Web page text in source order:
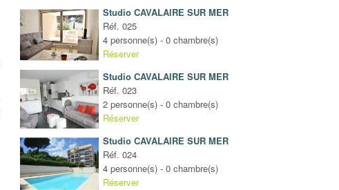
Studio CAVALAIRE SUR MER
Réf. 025
4 personne(s) - 0 chambre(s)
Réserver
Studio CAVALAIRE SUR MER
Réf. 023
2 personne(s) - 0 chambre(s)
Réserver
Studio CAVALAIRE SUR MER
Réf. 024
4 personne(s) - 0 chambre(s)
Réserver